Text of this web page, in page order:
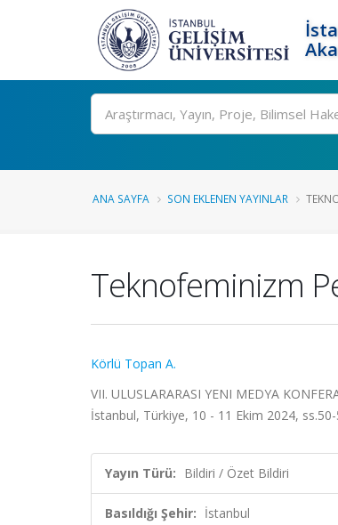
Ara
ANA SAYFA SON EKLENEN YAYINLAR
Teknofeminizm
Körlü Topan A.
VII. ULUSLARARASI YENI MEDYA
İstanbul, Türkiye, 10 - 11 Ekim 2024,
Yayın Türü: Bildiri / Özet Bildiri
Basıldığı Şehir: İstanbul